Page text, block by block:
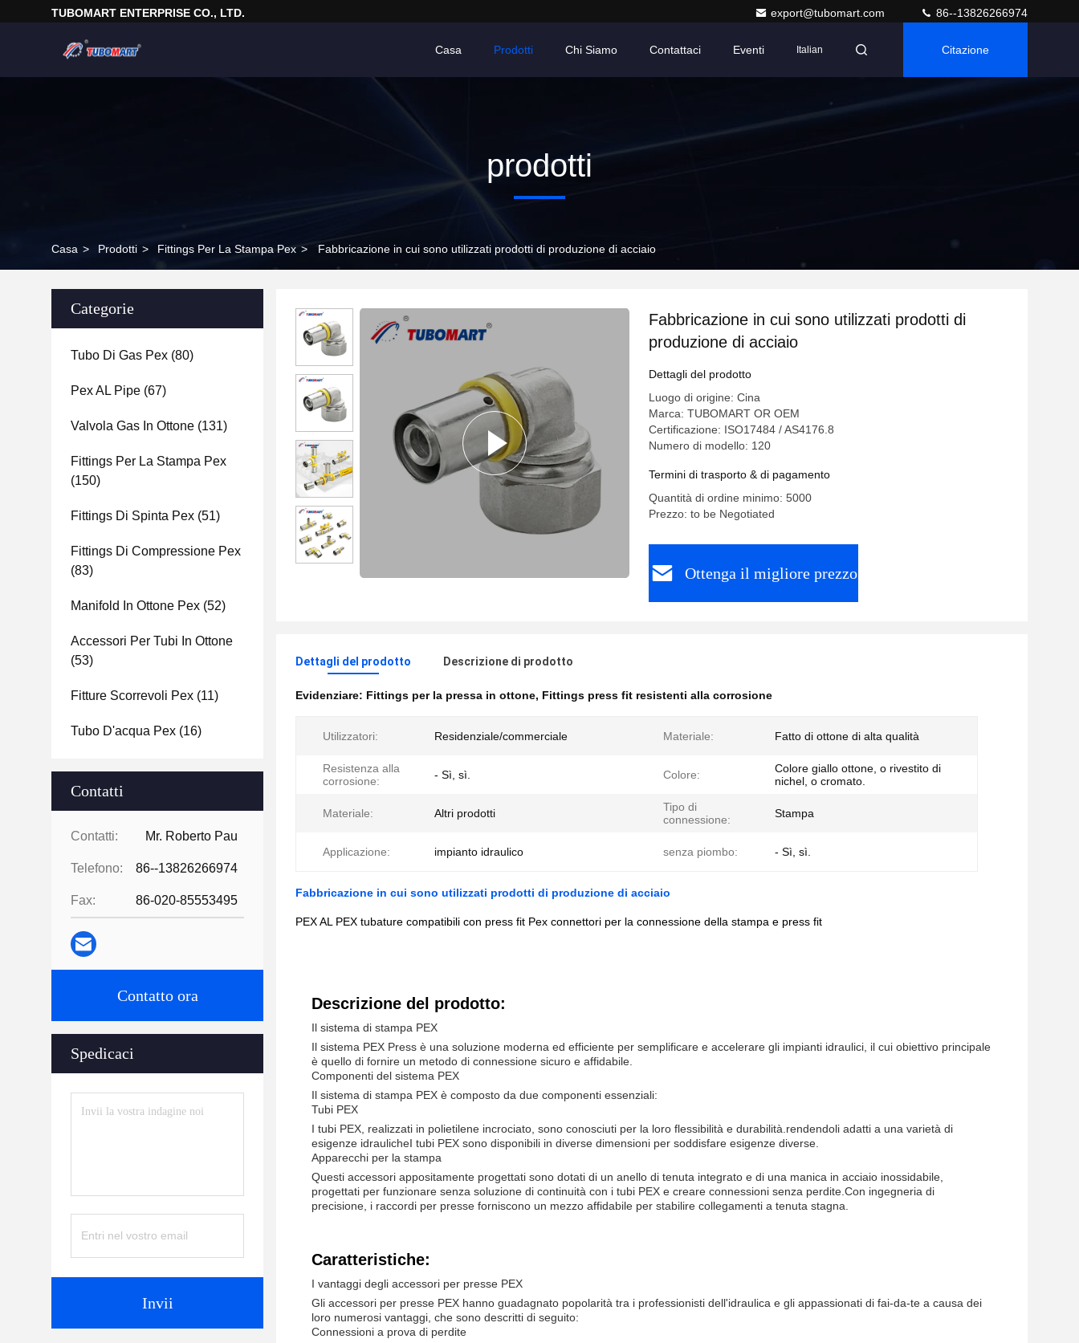
TUBOMART ENTERPRISE CO., LTD. export@tubomart.com 86--13826266974
Casa Prodotti Chi Siamo Contattaci Eventi Italian Citazione
prodotti
Casa > Prodotti > Fittings Per La Stampa Pex > Fabbricazione in cui sono utilizzati prodotti di produzione di acciaio
Categorie
Tubo Di Gas Pex (80)
Pex AL Pipe (67)
Valvola Gas In Ottone (131)
Fittings Per La Stampa Pex
(150)
Fittings Di Spinta Pex (51)
Fittings Di Compressione Pex
(83)
Manifold In Ottone Pex (52)
Accessori Per Tubi In Ottone
(53)
Fitture Scorrevoli Pex (11)
Tubo D'acqua Pex (16)
Contatti
Contatti: Mr. Roberto Pau
Telefono: 86--13826266974
Fax: 86-020-85553495
Contatto ora
Spedicaci
Invii
Fabbricazione in cui sono utilizzati prodotti di
produzione di acciaio
Dettagli del prodotto
Luogo di origine: Cina
Marca: TUBOMART OR OEM
Certificazione: ISO17484 / AS4176.8
Numero di modello: 120
Termini di trasporto & di pagamento
Quantità di ordine minimo: 5000
Prezzo: to be Negotiated
Ottenga il migliore prezzo
Dettagli del prodotto Descrizione di prodotto
Evidenziare: Fittings per la pressa in ottone, Fittings press fit resistenti alla corrosione
Utilizzatori: Residenziale/commerciale Materiale: Fatto di ottone di alta qualità
Resistenza alla
corrosione:
- Sì, sì. Colore:
Colore giallo ottone, o rivestito di
nichel, o cromato.
Materiale: Altri prodotti
Tipo di
connessione:
Stampa
Applicazione: impianto idraulico senza piombo: - Sì, sì.
Fabbricazione in cui sono utilizzati prodotti di produzione di acciaio
PEX AL PEX tubature compatibili con press fit Pex connettori per la connessione della stampa e press fit
Descrizione del prodotto:
Il sistema di stampa PEX
Il sistema PEX Press è una soluzione moderna ed efficiente per semplificare e accelerare gli impianti idraulici, il cui obiettivo principale
è quello di fornire un metodo di connessione sicuro e affidabile.
Componenti del sistema PEX
Il sistema di stampa PEX è composto da due componenti essenziali:
Tubi PEX
I tubi PEX, realizzati in polietilene incrociato, sono conosciuti per la loro flessibilità e durabilità.rendendoli adatti a una varietà di
esigenze idraulicheI tubi PEX sono disponibili in diverse dimensioni per soddisfare esigenze diverse.
Apparecchi per la stampa
Questi accessori appositamente progettati sono dotati di un anello di tenuta integrato e di una manica in acciaio inossidabile,
progettati per funzionare senza soluzione di continuità con i tubi PEX e creare connessioni senza perdite.Con ingegneria di
precisione, i raccordi per presse forniscono un mezzo affidabile per stabilire collegamenti a tenuta stagna.
Caratteristiche:
I vantaggi degli accessori per presse PEX
Gli accessori per presse PEX hanno guadagnato popolarità tra i professionisti dell'idraulica e gli appassionati di fai-da-te a causa dei
loro numerosi vantaggi, che sono descritti di seguito:
Connessioni a prova di perdite